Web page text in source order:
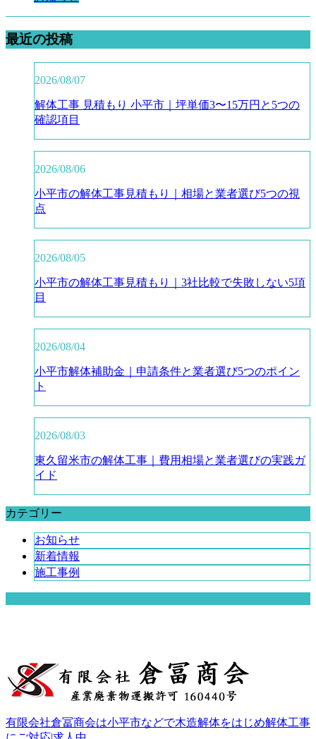
最近の投稿
2026/08/07
解体工事 見積もり 小平市｜坪単価3〜15万円と5つの
確認項目
2026/08/06
小平市の解体工事見積もり｜相場と業者選び5つの視
点
2026/08/05
小平市の解体工事見積もり｜3社比較で失敗しない5項
目
2026/08/04
小平市解体補助金｜申請条件と業者選び5つのポイン
ト
2026/08/03
東久留米市の解体工事｜費用相場と業者選びの実践ガ
イド
カテゴリー
お知らせ
新着情報
施工事例
有限会社倉冨商会は小平市などで木造解体をはじめ解体工事